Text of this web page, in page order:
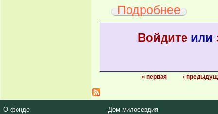
Подробнее
Войдитеили
« первая ‹
О фонде
Дом милосердия